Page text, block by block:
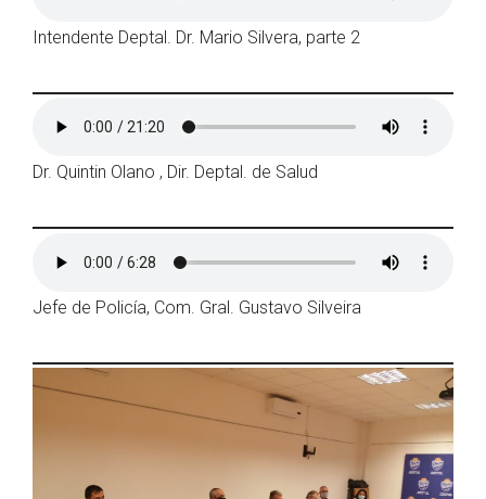
Intendente Deptal. Dr. Mario Silvera, parte 2
Dr. Quintin Olano , Dir. Deptal. de Salud
Jefe de Policía, Com. Gral. Gustavo Silveira